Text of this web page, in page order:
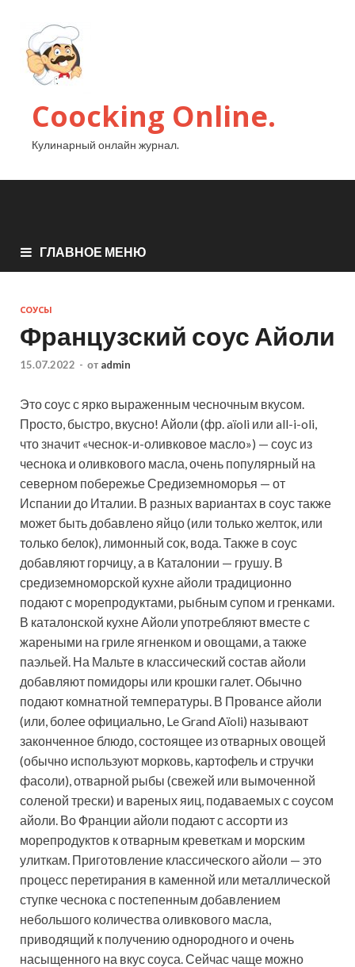
Coocking Online.
Кулинарный онлайн журнал.
ГЛАВНОЕ МЕНЮ
СОУСЫ
Французский соус Айоли
15.07.2022 - от admin
Это соус с ярко выраженным чесночным вкусом.
Просто, быстро, вкусно! Айоли (фр. aïoli или all-i-oli,
что значит «чеснок-и-оливковое масло») — соус из
чеснока и оливкового масла, очень популярный на
северном побережье Средиземноморья — от
Испании до Италии. В разных вариантах в соус также
может быть добавлено яйцо (или только желток, или
только белок), лимонный сок, вода. Также в соус
добавляют горчицу, а в Каталонии — грушу. В
средиземноморской кухне айоли традиционно
подают с морепродуктами, рыбным супом и гренками.
В каталонской кухне Айоли употребляют вместе с
жареными на гриле ягненком и овощами, а также
паэльей. На Мальте в классический состав айоли
добавляют помидоры или крошки галет. Обычно
подают комнатной температуры. В Провансе айоли
(или, более официально, Le Grand Aïoli) называют
законченное блюдо, состоящее из отварных овощей
(обычно используют морковь, картофель и стручки
фасоли), отварной рыбы (свежей или вымоченной
соленой трески) и вареных яиц, подаваемых с соусом
айоли. Во Франции айоли подают с ассорти из
морепродуктов к отварным креветкам и морским
улиткам. Приготовление классического айоли — это
процесс перетирания в каменной или металлической
ступке чеснока с постепенным добавлением
небольшого количества оливкового масла,
приводящий к получению однородного и очень
насыщенного на вкус соуса. Сейчас чаще можно